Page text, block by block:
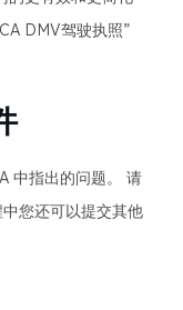
DMV驾驶执照”
中指出的问题。 请
您还可以提交其他